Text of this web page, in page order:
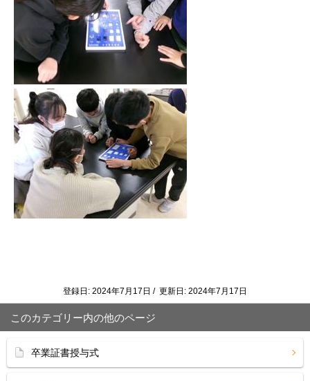
登録日: 2024年7月17日 / 更新日: 2024年7月17日
このカテゴリー内の他のページ
卒業証書授与式